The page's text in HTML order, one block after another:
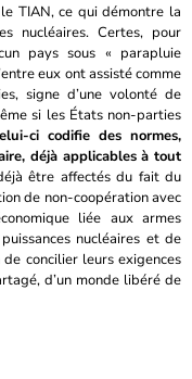
TIAN, ce qui démontre la
nucléaires. Certes, pour
pays sous « parapluie
eux ont assisté comme
signe d’une volonté de
si les États non-parties
ci codifie des normes,
déjà applicables à tout
être affectés du fait du
de non-coopération avec
liée aux armes
nucléaires et de
concilier leurs exigences
d’un monde libéré de